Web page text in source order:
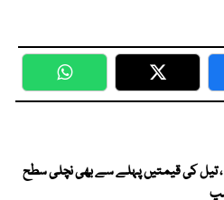
WhatsApp Twitter
تیل کی قیمتیں پہلے سے بھی نچلی سطح